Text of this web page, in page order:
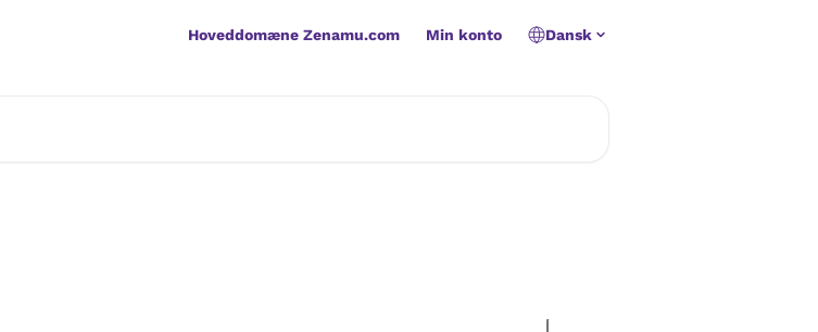
Hoveddomæne Zenamu.com Min konto Dansk